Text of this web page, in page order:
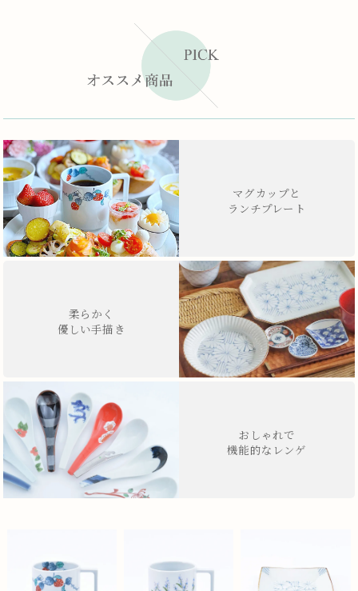
マグカップと
ランチプレート
柔らかく
優しい手描き
おしゃれで
機能的なレンゲ